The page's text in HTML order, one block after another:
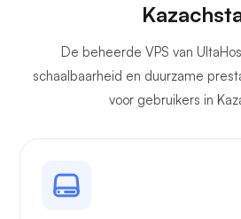
De beheerde VPS van
schaalbaarheid en duurzame
voor gebruikers in